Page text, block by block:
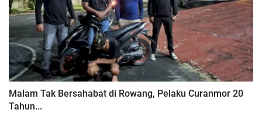
Malam Tak Bersahabat di Rowang, Pelaku Curanmor 20
Tahun...